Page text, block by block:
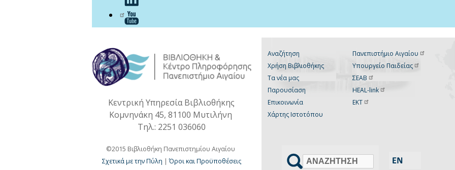
Κεντρική Υπηρεσία Βιβλιοθήκης
Κομνηνάκη 45, 81100 Μυτιλήνη
Τηλ.: 2251 036060
©2015 Βιβλιοθήκη Πανεπιστημίου Αιγαίου
Σχετικά με την Πύλη |Όροι και Προϋποθέσεις
Αναζήτηση
Χρήση Βιβλιοθήκης
Τα νέα μας
Παρουσίαση
Επικοινωνία
Χάρτης Ιστοτόπου
Πανεπιστήμιο Αιγαίου
Υπουργείο Παιδείας
ΣΕΑΒ
HEAL-link
ΕΚΤ
Αναζήτηση